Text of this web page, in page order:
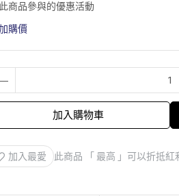
此商品參與的優惠活動
購價
加入購物車
加入最愛 此商品 「 最高 」可以折抵紅